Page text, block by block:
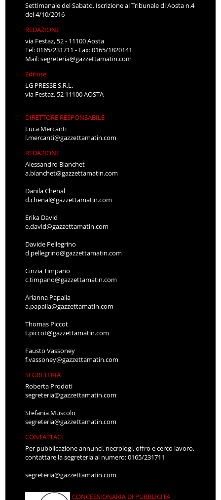
Settimanale del Sabato. Iscrizione al Tribunale di Aosta n.4
del 4/10/2016
REDAZIONE
via Festaz, 52 - 11100 Aosta
Tel: 0165/231711 - Fax: 0165/1820141
Mail:segreteria@gazzettamatin.com
Editore
LG PRESSE S.R.L.
via Festaz, 52 11100 AOSTA
DIRETTORE RESPONSABILE
Luca Mercanti
l.mercanti@gazzettamatin.com
REDAZIONE
Alessandro Bianchet
a.bianchet@gazzettamatin.com
Danila Chenal
d.chenal@gazzettamatin.com
Erika David
e.david@gazzettamatin.com
Davide Pellegrino
d.pellegrino@gazzettamatin.com
Cinzia Timpano
c.timpano@gazzettamatin.com
Arianna Papalia
a.papalia@gazzettamatin.com
Thomas Piccot
t.piccot@gazzettamatin.com
Fausto Vassoney
f.vassoney@gazzettamatin.com
SEGRETERIA
Roberta Prodoti
segreteria@gazzettamatin.com
Stefania Muscolo
segreteria@gazzettamatin.com
CONTATTACI
Per pubblicazione annunci, necrologi, offro e cerco lavoro,
contattare la segreteria al numero: 0165/231711
segreteria@gazzettamatin.com
CONCESSIONARIA DI PUBBLICITÀ